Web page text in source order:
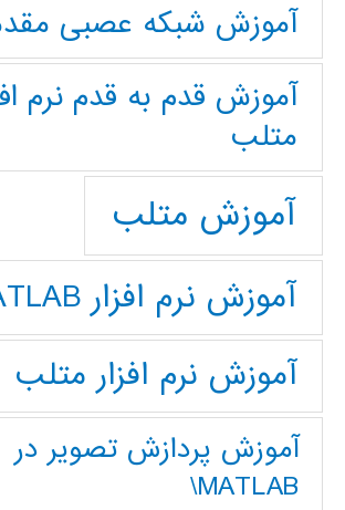
آموزش شبکه عصبی
آموزش قدم به قدم نرم
متلب
آموزش متلب
آموزش نرم افزار MATLAB
آموزش نرم افزار متلب
آموزش پردازش تصوير در
MATLAB\